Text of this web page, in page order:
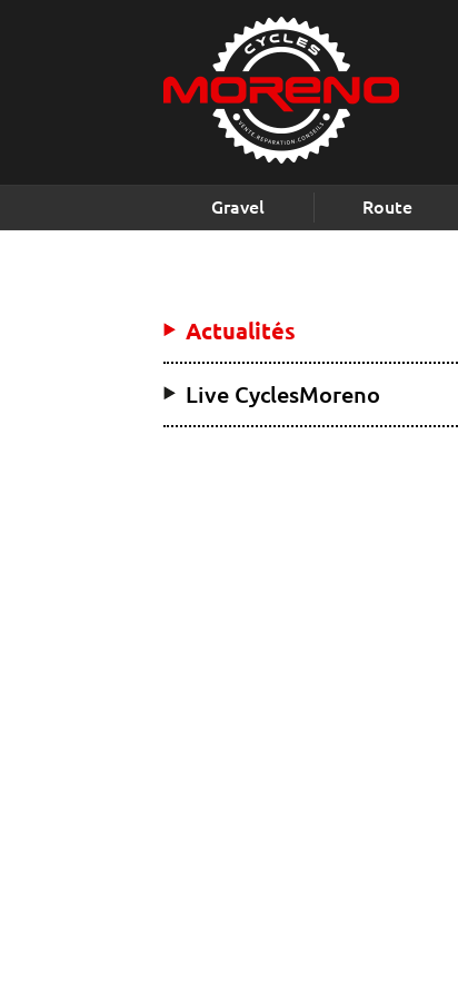
Gravel Route
Actualités
Live CyclesMoreno